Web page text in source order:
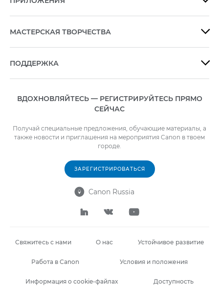
МАСТЕРСКАЯ ТВОРЧЕСТВА 
ПОДДЕРЖКА 
ВДОХНОВЛЯЙТЕСЬ — РЕГИСТРИРУЙТЕСЬ ПРЯМО
СЕЙЧАС
Получай специальные предложения, обучающие материалы, а
также новости и приглашения на мероприятия Canon в твоем
городе.
ЗАРЕГИСТРИРОВАТЬСЯ
 Canon Russia
  
Свяжитесь с нами О нас Устойчивое развитие
Работа в Canon Условия и положения
Информация о cookie-файлах Доступность